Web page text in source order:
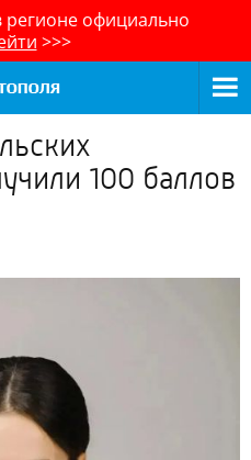
регионе официально
>>>
100 баллов